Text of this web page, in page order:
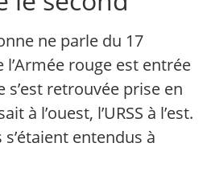
ne parle du 17
rouge est entrée
s’est retrouvée prise en
à l’ouest, l’URSS à l’est.
entendus à